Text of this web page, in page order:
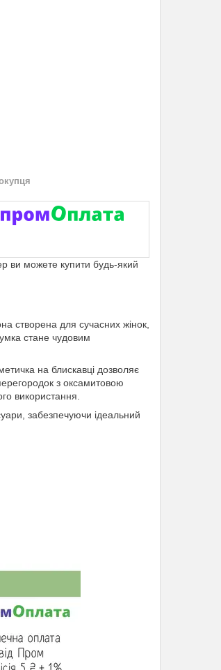
ви можете купити будь-який
створена для сучасних жінок,
стане чудовим
на блискавці дозволяє
з оксамитовою
використання.
забезпечуючи ідеальний